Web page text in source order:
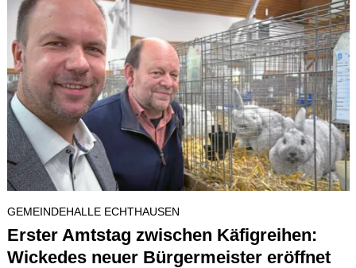
GEMEINDEHALLE ECHTHAUSEN
Erster Amtstag zwischen Käfigreihen:
Wickedes neuer Bürgermeister eröffnet